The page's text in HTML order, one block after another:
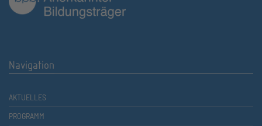
Navigation
AKTUELLES
PROGRAMM